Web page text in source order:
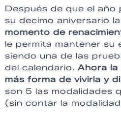
Después de que el año
su decimo aniversario
momento de
le permita mantener su
siendo una de las
del calendario. Ahora la
más forma de vivirla y
son 5 las modalidades
(sin contar la